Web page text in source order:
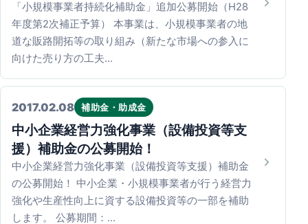
「小規模事業者持続化補助金」追加公募開始（H28
年度第2次補正予算） 本事業は、小規模事業者の地
道な販路開拓等の取り組み（新たな市場への参入に
向けた売り方の工夫…
2017.02.08 補助金・助成金
中小企業経営力強化事業（設備投資等支
援）補助金の公募開始！
中小企業経営力強化事業（設備投資等支援）補助金
の公募開始！ 中小企業・小規模事業者が行う経営力
強化や生産性向上に資する設備投資等の一部を補助
します。 公募期間：…